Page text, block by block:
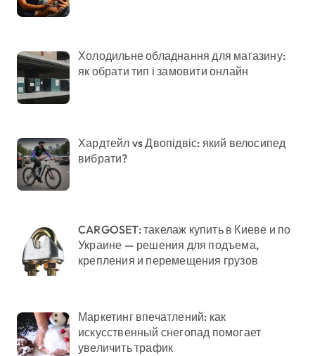
Холодильне обладнання для магазину:
як обрати тип і замовити онлайн
Хардтейл vs Двопідвіс: який велосипед
вибрати?
CARGOSET: такелаж купить в Киеве и по
Украине — решения для подъема,
крепления и перемещения грузов
Маркетинг впечатлений: как
искусственный снегопад помогает
увеличить трафик